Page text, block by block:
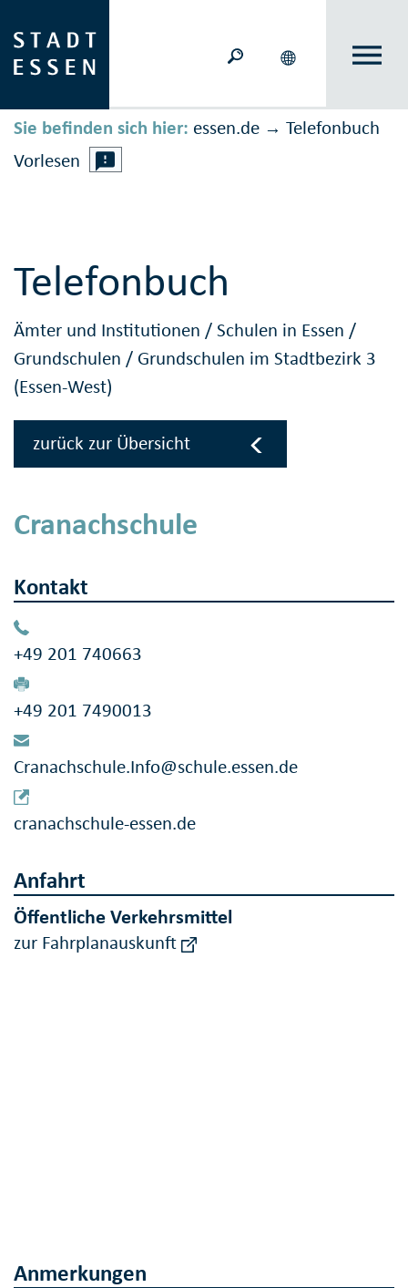
Sie befinden sich hier: essen.de → Telefonbuch
Vorlesen
Telefonbuch
Ämter und Institutionen /Schulen in Essen /
Grundschulen / Grundschulen im Stadtbezirk 3
(Essen-West)
zurück zur Übersicht
Cranachschule
Kontakt
+49 201 740663
+49 201 7490013
Cranachschule.Info@schule.essen.de
cranachschule-essen.de
Anfahrt
Öffentliche Verkehrsmittel
zur Fahrplanauskunft
Anmerkungen